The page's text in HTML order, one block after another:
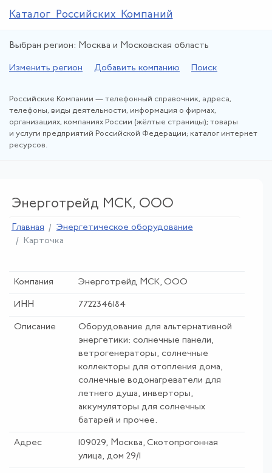
Каталог Российских Компаний
Выбран регион: Москва и Московская область
Изменить регион Добавить компанию Поиск
Российские Компании — телефонный справочник, адреса,
телефоны, виды деятельности, информация о фирмах,
организациях, компаниях России (жёлтые страницы); товары
и услуги предприятий Российской Федерации; каталог интернет
ресурсов.
Энерготрейд МСК, ООО
Главная
Энергетическое оборудование
Карточка
Компания Энерготрейд МСК, ООО
ИНН 7722346184
Описание
Оборудование для альтернативной
энергетики: солнечные панели,
ветрогенераторы, солнечные
коллекторы для отопления дома,
солнечные водонагреватели для
летнего душа, инверторы,
аккумуляторы для солнечных
батарей и прочее.
Адрес
109029, Москва, Скотопрогонная
улица, дом 29/1